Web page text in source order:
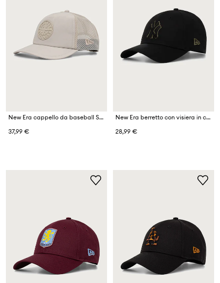
New Era cappello da baseball SPORTY 9FORTY® APEX
37,99 €
New Era berretto con visiera in cotone TEAM OUTLINE 9FORTY®
28,99 €